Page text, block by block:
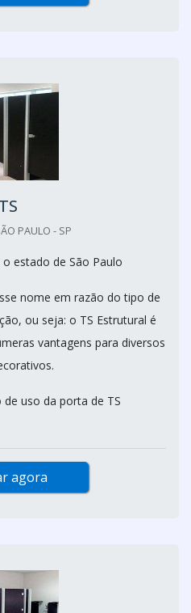
PAULO - SP
estado de São Paulo
nome em razão do tipo de
ou seja: o TS Estrutural é
vantagens para diversos
uso da porta de TS
agora